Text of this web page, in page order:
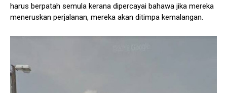
harus berpatah semula kerana dipercayai bahawa jika mereka
meneruskan perjalanan, mereka akan ditimpa kemalangan.